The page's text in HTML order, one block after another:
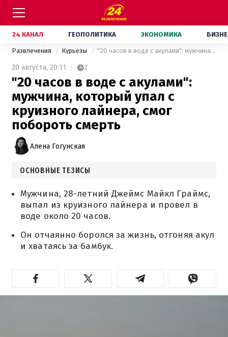
24 КАНАЛ ГЕОПОЛИТИКА ЭКОНОМИКА
Развлечения Курьезы "20 часов в воде с акулами": мужчина, который упал с круизного лайнера, смог побороть смерть
20 августа, 20:11 2
"20 часов в воде с акулами":
мужчина, который упал с
круизного лайнера, смог
побороть смерть
Алена Гогунская
ОСНОВНЫЕ ТЕЗИСЫ
Мужчина, 28-летний Джеймс Майкл Граймс,
выпал из круизного лайнера и провел в
воде около 20 часов.
Он отчаянно боролся за жизнь, отгоняя акул
и хватаясь за бамбук.